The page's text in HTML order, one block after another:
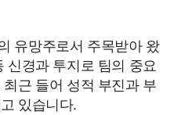
유망주로서 주목받아 왔
신경과 투지로 팀의 중요
근 들어 성적 부진과 부
있습니다.